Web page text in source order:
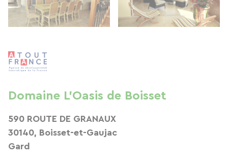
Domaine L'Oasis de Boisset
590 ROUTE DE GRANAUX
30140, Boisset-et-Gaujac
Gard